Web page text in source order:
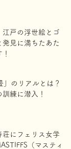
江戸の浮世絵とゴ
発見に満ちたあた
」のリアルとは？
練に潜入！
荘にフェリス女学
（マスティ